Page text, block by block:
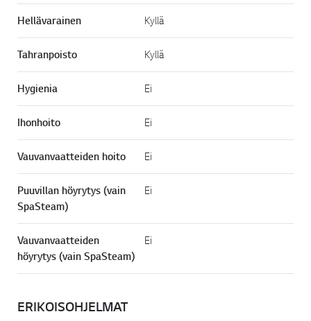
Hellävarainen Kyllä
Tahranpoisto Kyllä
Hygienia Ei
Ihonhoito Ei
Vauvanvaatteiden hoito Ei
Puuvillan höyrytys (vain
SpaSteam)
Ei
Vauvanvaatteiden
höyrytys (vain SpaSteam)
Ei
ERIKOISOHJELMAT